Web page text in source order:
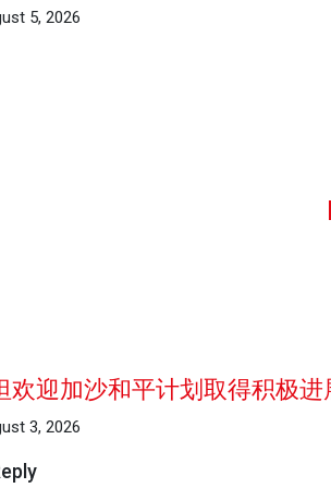
5, 2026
欢迎加沙和平计划取得积极进
3, 2026